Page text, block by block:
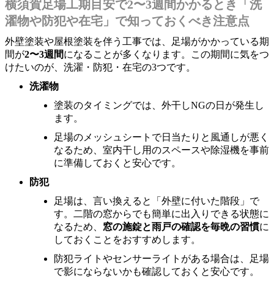
横須賀足場工期目安で2〜3週間かかるとき「洗
濯物や防犯や在宅」で知っておくべき注意点
外壁塗装や屋根塗装を伴う工事では、足場がかかっている期
間が2〜3週間になることが多くなります。この期間に気をつ
けたいのが、洗濯・防犯・在宅の3つです。
洗濯物
塗装のタイミングでは、外干しNGの日が発生し
ます。
足場のメッシュシートで日当たりと風通しが悪く
なるため、室内干し用のスペースや除湿機を事前
に準備しておくと安心です。
防犯
足場は、言い換えると「外壁に付いた階段」で
す。二階の窓からでも簡単に出入りできる状態に
なるため、 窓の施錠と雨戸の確認を毎晩の習慣に
しておくことをおすすめします。
防犯ライトやセンサーライトがある場合は、足場
で影にならないかも確認しておくと安心です。